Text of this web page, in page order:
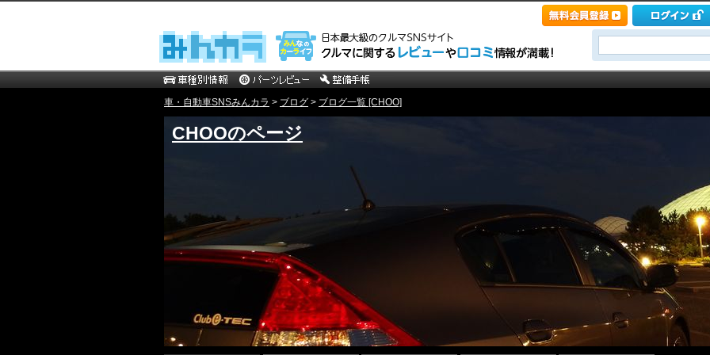
車・自動車SNSみんカラ > ブログ > ブログ一覧 [CHOO]
CHOOのページ